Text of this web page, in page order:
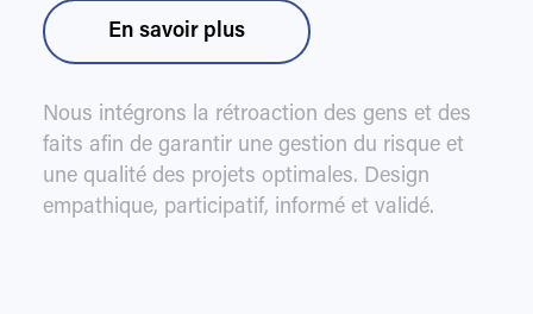
En savoir plus
Nous intégrons la rétroaction des gens et des
faits afin de garantir une gestion du risque et
une qualité des projets optimales. Design
empathique, participatif, informé et validé.